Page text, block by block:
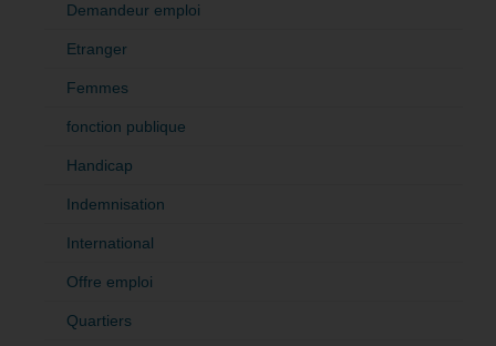
Demandeur emploi
Etranger
Femmes
fonction publique
Handicap
Indemnisation
International
Offre emploi
Quartiers